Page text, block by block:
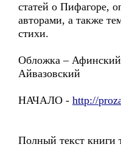
статей о Пифагоре,
авторами, а также
стихи.
Обложка – Афинский
Айвазовский
НАЧАЛО - http://
Полный текст книги